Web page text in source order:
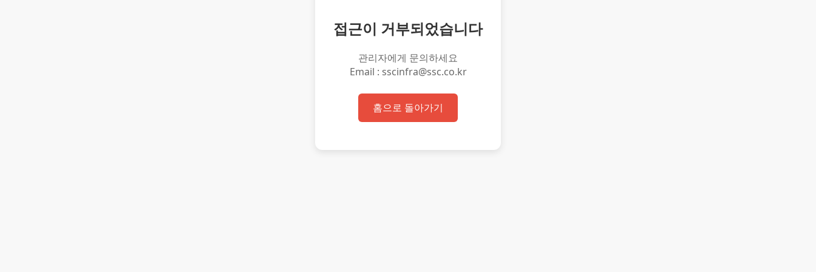
접근이 거부되었습니다
관리자에게 문의하세요
Email : sscinfra@ssc.co.kr
홈으로 돌아가기